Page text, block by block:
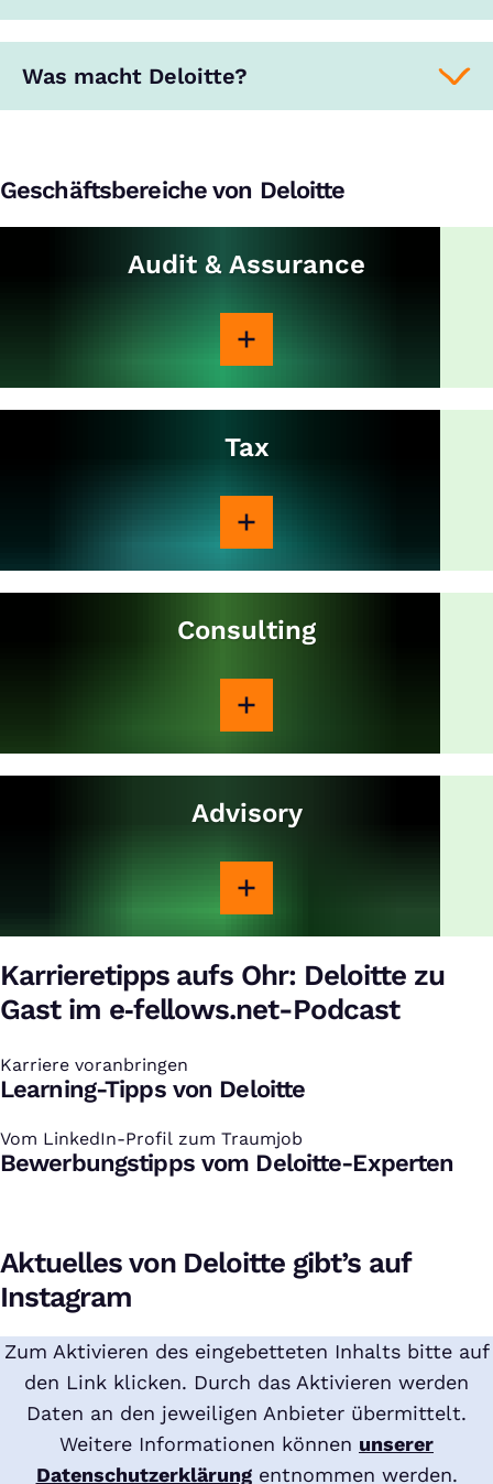
Was macht Deloitte?
Geschäftsbereiche von Deloitte
Audit & Assurance
Tax
Consulting
Advisory
Karrieretipps aufs Ohr: Deloitte zu
Gast im e‑fellows.net-Podcast
Karriere voranbringen
:
Learning-Tipps von Deloitte
Vom LinkedIn-Profil zum Traumjob
:
Bewerbungstipps vom Deloitte-Experten
Aktuelles von Deloitte gibt’s auf
Instagram
Zum Aktivieren des eingebetteten Inhalts bitte auf
den Link klicken. Durch das Aktivieren werden
Daten an den jeweiligen Anbieter übermittelt.
Weitere Informationen können unserer
Datenschutzerklärungentnommen werden.